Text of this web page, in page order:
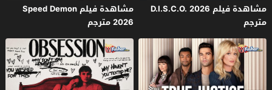
مشاهدة فيلم D.I.S.C.O. 2026
مترجم
مشاهدة فيلم Speed Demon
2026 مترجم